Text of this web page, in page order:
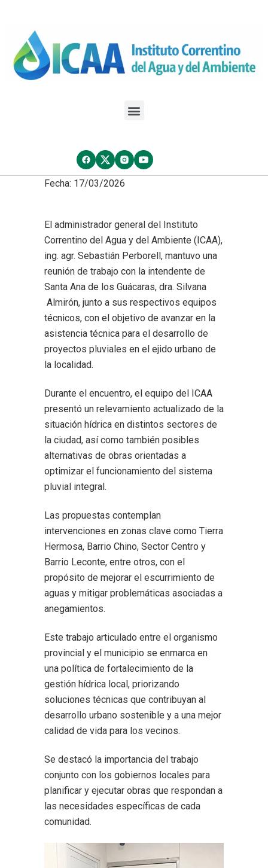
Fecha: 17/03/2026
El administrador general del Instituto
Correntino del Agua y del Ambiente (ICAA),
ing. agr. Sebastián Perborell, mantuvo una
reunión de trabajo con la intendente de
Santa Ana de los Guácaras, dra. Silvana
Almirón, junto a sus respectivos equipos
técnicos, con el objetivo de avanzar en la
asistencia técnica para el desarrollo de
proyectos pluviales en el ejido urbano de
la localidad.
Durante el encuentro, el equipo del ICAA
presentó un relevamiento actualizado de la
situación hídrica en distintos sectores de
la ciudad, así como también posibles
alternativas de obras orientadas a
optimizar el funcionamiento del sistema
pluvial integral.
Las propuestas contemplan
intervenciones en zonas clave como Tierra
Hermosa, Barrio Chino, Sector Centro y
Barrio Leconte, entre otros, con el
propósito de mejorar el escurrimiento de
aguas y mitigar problemáticas asociadas a
anegamientos.
Este trabajo articulado entre el organismo
provincial y el municipio se enmarca en
una política de fortalecimiento de la
gestión hídrica local, priorizando
soluciones técnicas que contribuyan al
desarrollo urbano sostenible y a una mejor
calidad de vida para los vecinos.
Se destacó la importancia del trabajo
conjunto con los gobiernos locales para
planificar y ejecutar obras que respondan a
las necesidades específicas de cada
comunidad.